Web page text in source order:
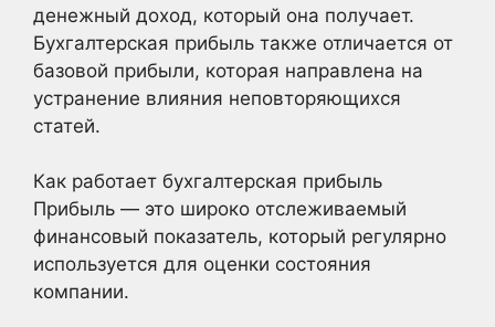
денежный доход, который она получает.
Бухгалтерская прибыль также отличается от
базовой прибыли, которая направлена на
устранение влияния неповторяющихся
статей.
Как работает бухгалтерская прибыль
Прибыль — это широко отслеживаемый
финансовый показатель, который регулярно
используется для оценки состояния
компании.